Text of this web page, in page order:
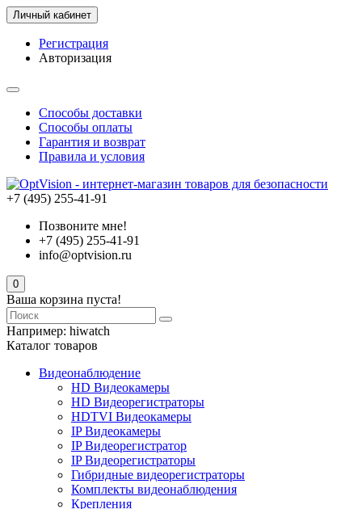
Личный кабинет
Регистрация
Авторизация
Способы доставки
Способы оплаты
Гарантия и возврат
Правила и условия
+7 (495) 255-41-91
Позвоните мне!
+7 (495) 255-41-91
info@optvision.ru
0
Ваша корзина пуста!
Например: hiwatch
Каталог товаров
Видеонаблюдение
HD Видеокамеры
HD Видеорегистраторы
HDTVI Видеокамеры
IP Видеокамеры
IP Видеорегистратор
IP Видеорегистраторы
Гибридные видеорегистраторы
Комплекты видеонаблюдения
Крепления